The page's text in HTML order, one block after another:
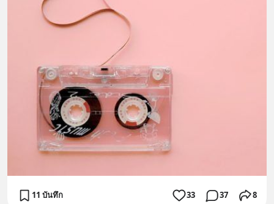
11 บันทึก 33 37 8